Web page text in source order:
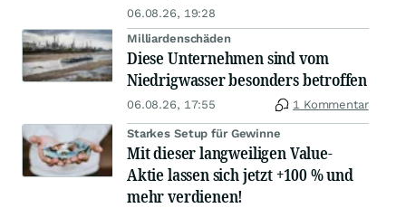
06.08.26, 19:28
Milliardenschäden
Diese Unternehmen sind vom
Niedrigwasser besonders betroffen
06.08.26, 17:55 1 Kommentar
Starkes Setup für Gewinne
Mit dieser langweiligen Value-
Aktie lassen sich jetzt +100 % und
mehr verdienen!